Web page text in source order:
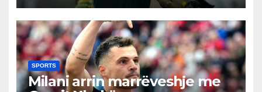
SPORTS
Milani arrin marrëveshje me